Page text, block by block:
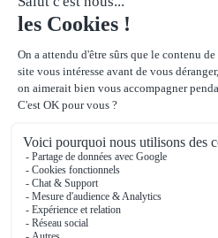
foncé s'étend comme une mer
mystérieux, contraste
fond blanc, mettant en avant les